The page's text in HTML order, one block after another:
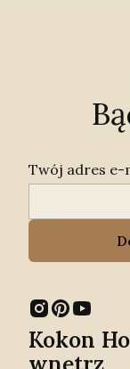
Twój adres e-
Kokon